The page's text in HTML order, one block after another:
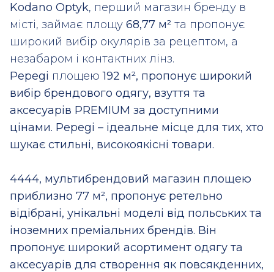
Kodano Optyk, перший магазин бренду в
місті, займає площу 68,77 м² та пропонує
широкий вибір окулярів за рецептом, а
незабаром і контактних лінз.
Pepegi площею192 м², пропонує широкий
вибір брендового одягу, взуття та
аксесуарів PREMIUM за доступними
цінами. Pepegi – ідеальне місце для тих, хто
шукає стильні, високоякісні товари.
4444, мультибрендовий магазин площею
приблизно 77 м², пропонує ретельно
відібрані, унікальні моделі від польських та
іноземних преміальних брендів. Він
пропонує широкий асортимент одягу та
аксесуарів для створення як повсякденних,